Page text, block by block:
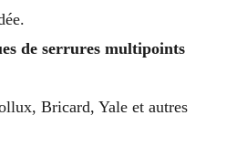
de serrures multipoints
Bricard, Yale et autres